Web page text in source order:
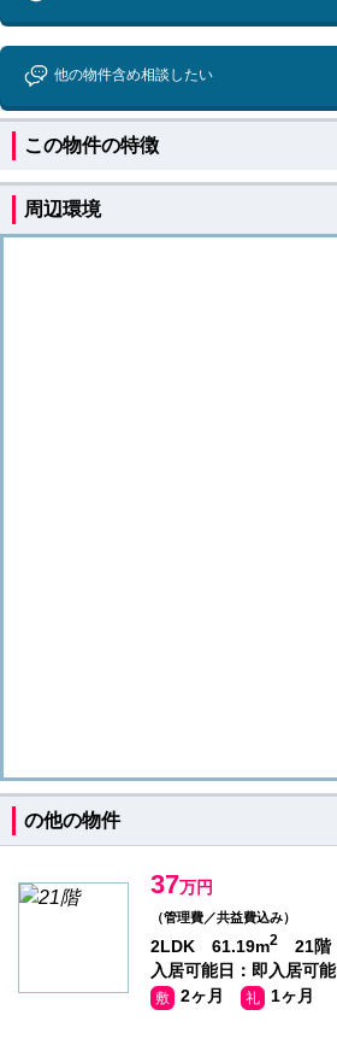
他の物件含め相談したい
この物件の特徴
周辺環境
の他の物件
37万円
（管理費／共益費込み）
2LDK 61.19m2
21階
入居可能日：即入居可能
敷 2ヶ月 礼 1ヶ月